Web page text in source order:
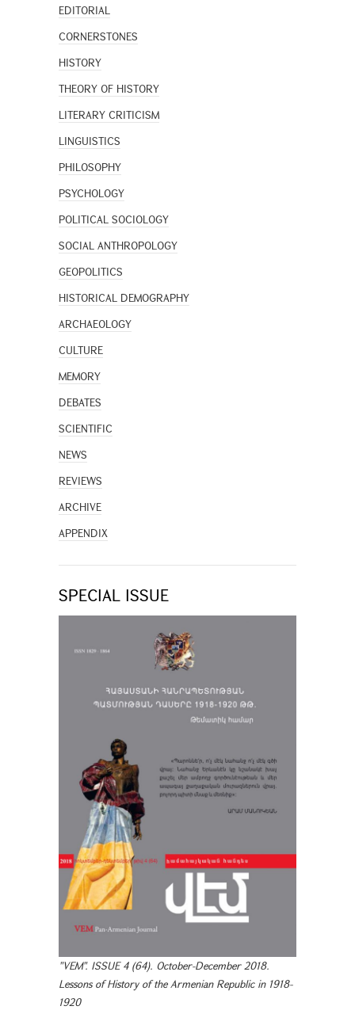
EDITORIAL
CORNERSTONES
HISTORY
THEORY OF HISTORY
LITERARY CRITICISM
LINGUISTICS
PHILOSOPHY
PSYCHOLOGY
POLITICAL SOCIOLOGY
SOCIAL ANTHROPOLOGY
GEOPOLITICS
HISTORICAL DEMOGRAPHY
ARCHAEOLOGY
CULTURE
MEMORY
DEBATES
SCIENTIFIC
NEWS
REVIEWS
ARCHIVE
APPENDIX
SPECIAL ISSUE
"VEM". ISSUE 4 (64). October-December 2018.
Lessons of History of the Armenian Republic in 1918-
1920